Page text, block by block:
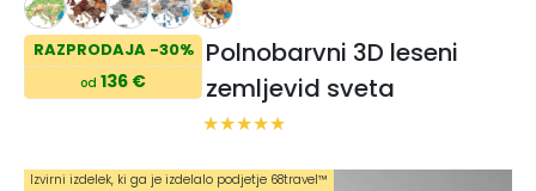
RAZPRODAJA -30%
od 136 €
Polnobarvni 3D leseni
zemljevid sveta
Izvirni izdelek, ki ga je izdelalo podjetje 68travel™️